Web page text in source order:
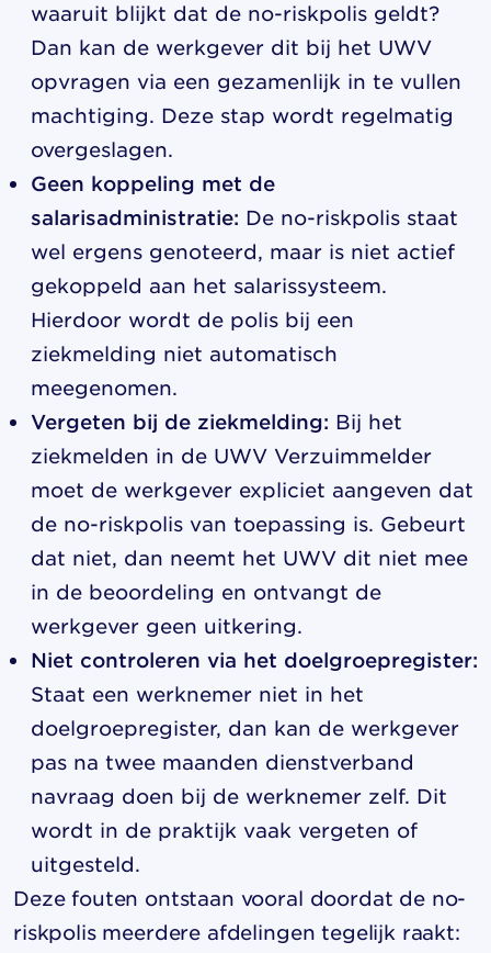
waaruit blijkt dat de no-riskpolis geldt?
Dan kan de werkgever dit bij het UWV
opvragen via een gezamenlijk in te vullen
machtiging. Deze stap wordt regelmatig
overgeslagen.
Geen koppeling met de
salarisadministratie: De no-riskpolis staat
wel ergens genoteerd, maar is niet actief
gekoppeld aan het salarissysteem.
Hierdoor wordt de polis bij een
ziekmelding niet automatisch
meegenomen.
Vergeten bij de ziekmelding: Bij het
ziekmelden in de UWV Verzuimmelder
moet de werkgever expliciet aangeven dat
de no-riskpolis van toepassing is. Gebeurt
dat niet, dan neemt het UWV dit niet mee
in de beoordeling en ontvangt de
werkgever geen uitkering.
Niet controleren via het doelgroepregister:
Staat een werknemer niet in het
doelgroepregister, dan kan de werkgever
pas na twee maanden dienstverband
navraag doen bij de werknemer zelf. Dit
wordt in de praktijk vaak vergeten of
uitgesteld.
Deze fouten ontstaan vooral doordat de no-
riskpolis meerdere afdelingen tegelijk raakt: